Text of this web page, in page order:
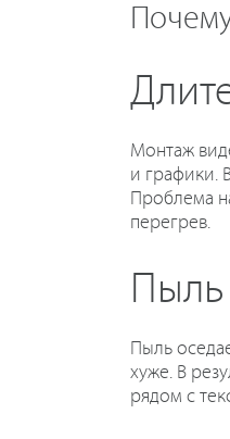
Монтаж
и графики.
Проблема
перегрев.
Пыль
Пыль
хуже. В
рядом с